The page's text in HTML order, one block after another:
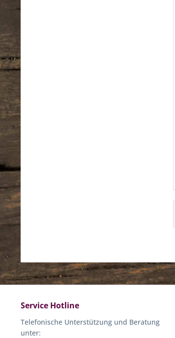
Service Hotline
Telefonische Unterstützung und Beratung
unter: